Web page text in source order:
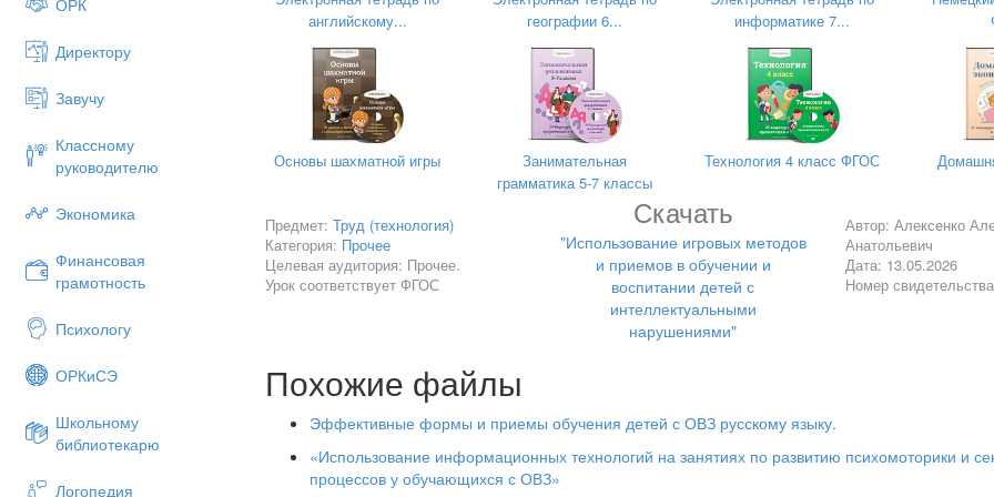
ОРК
Директору
Завучу
Классному
руководителю
Экономика
Финансовая
грамотность
Психологу
ОРКиСЭ
Школьному
библиотекарю
Логопедия
решение проблемы;
общий вывод.
2. Личностно‑ориентированное обучение
Учитывает индивидуальные особенности и уровень подготовки учащихся включает
дифференцированный подход; индивидуальные заданиия, выбор уровня сложности задач.
Повышают познавательную активность и эмоциональный настрой.
Примеры игр:«Вяжущее и
ема «Свойства вяжущих»): один ученик — «вяжущее», остальные
«песчинки». При взаимодействии «песчинки» застывают на месте, имитируя образование
Игра на внимание:ведущий называет вяжущие и наполнители. Если названо вяжущее,
а руки; если наполнитель — остаются на месте.
Позволяют применить знания на практике и проявить творческий подход.
Примеры проектов:
создание декоративных элементов (барельефов, рельефов);разработка и
декоративной отделки стен (филёнка, бордюр, трафаре;изготовление поделок из гипса, глины.
5. Принцип наглядности
английскому...
географии 6...
информатике 7...
Основы шахматной игры
Занимательная
грамматика 5-7 классы
Технология 4 класс ФГОС
Предмет: Труд (технология)
Категория: Прочее
Целевая аудитория: Прочее.
Урок соответствует ФГОС
Скачать
"Использование игровых методов
и приемов в обучении и
воспитании детей с
интеллектуальными
нарушениями"
Автор: Алексенко
Анатольевич
Дата: 13.05.2026
Номер
Похожие файлы
Эффективные формы и приемы обучения детей с ОВЗ русскому языку.
«Использование информационных технологий на занятиях по развитию психомоторики и
процессов у обучающихся с ОВЗ»